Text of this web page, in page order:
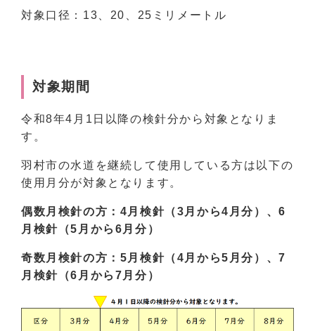
対象口径：13、20、25ミリメートル
対象期間
令和8年4月1日以降の検針分から対象となりま
す。
羽村市の水道を継続して使用している方は以下の
使用月分が対象となります。
偶数月検針の方：4月検針（3月から4月分）、6
月検針（5月から6月分）
奇数月検針の方：5月検針（4月から5月分）、7
月検針（6月から7月分）